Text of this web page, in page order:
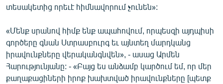
տեսակետից որեւէ հիմնավորում չունեն»:
«Մենք սրանով հիմք ենք ապահովում, որպեսզի այդպիսի
գործերը գնան Ստրասբուրգ եւ այնտեղ մարդկանց
իրավունքները վերականգնվեն», - ասաց Արմեն
Հարությունյանը: - «Բայց ես անձամբ կարծում եմ, որ մեր
քաղաքացիների իրոք խախտված իրավունքները [պետք